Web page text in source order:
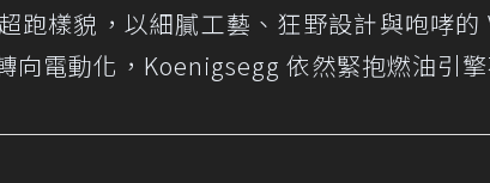
跑樣貌，以細膩工藝、狂野設計與咆哮的
向電動化，Koenigsegg 依然緊抱燃油引擎